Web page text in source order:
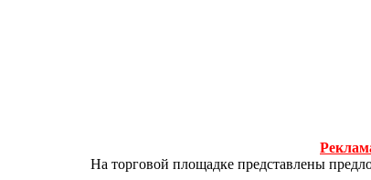
На торговой площадке представлены